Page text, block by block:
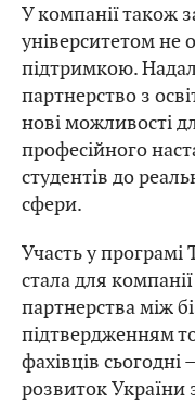
У компанії також
університетом
підтримкою.
партнерство з
нові можливості
професійного
студентів до
сфери.
Участь у
стала для
партнерства між
підтвердженням
фахівців сьогодні
розвиток України